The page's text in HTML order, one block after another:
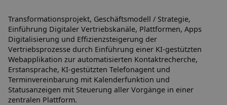
Transformationsprojekt, Geschäftsmodell / Strategie,
Einführung Digitaler Vertriebskanäle, Plattformen, Apps
Digitalisierung und Effizienzsteigerung der
Vertriebsprozesse durch Einführung einer KI-gestützten
Webapplikation zur automatisierten Kontaktrecherche,
Erstansprache, KI-gestützten Telefonagent und
Terminvereinbarung mit Kalenderfunktion und
Statusanzeigen mit Steuerung aller Vorgänge in einer
zentralen Plattform.